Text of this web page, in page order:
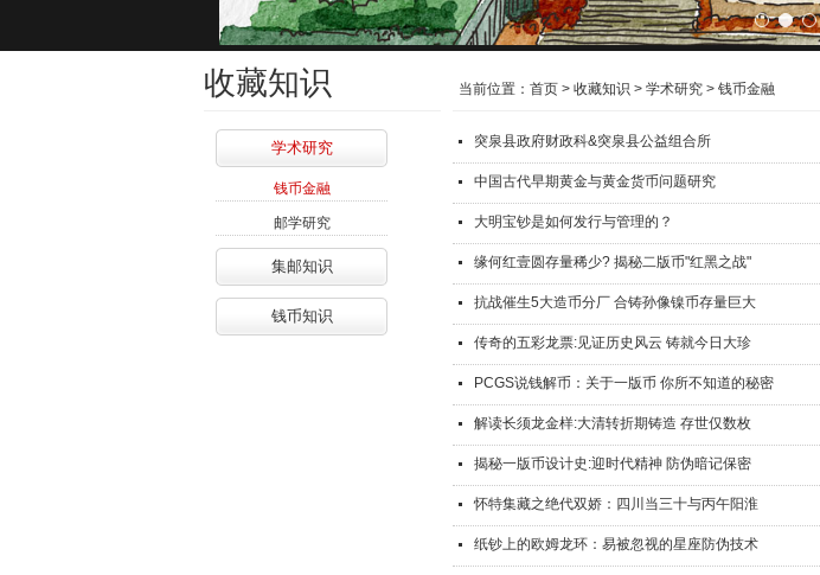
收藏知识
学术研究
钱币金融
邮学研究
集邮知识
钱币知识
当前位置： 首页 > 收藏知识 > 学术研究 > 钱币金融
突泉县政府财政科&突泉县公益组合所
中国古代早期黄金与黄金货币问题研究
大明宝钞是如何发行与管理的？
缘何红壹圆存量稀少? 揭秘二版币"红黑之战"
抗战催生5大造币分厂 合铸孙像镍币存量巨大
传奇的五彩龙票:见证历史风云 铸就今日大珍
PCGS说钱解币：关于一版币 你所不知道的秘密
解读长须龙金样:大清转折期铸造 存世仅数枚
揭秘一版币设计史:迎时代精神 防伪暗记保密
怀特集藏之绝代双娇：四川当三十与丙午阳淮
纸钞上的欧姆龙环：易被忽视的星座防伪技术